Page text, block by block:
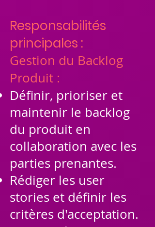
Responsabilités
principales :
Gestion du Backlog
Produit :
Définir, prioriser et
maintenir le backlog
du produit en
collaboration avec les
parties prenantes.
Rédiger les user
stories et définir les
critères d'acceptation.